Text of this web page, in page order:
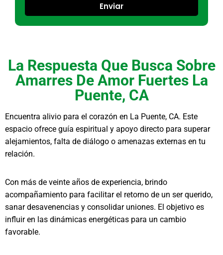
Enviar
La Respuesta Que Busca Sobre
Amarres De Amor Fuertes La
Puente, CA
Encuentra alivio para el corazón en La Puente, CA. Este
espacio ofrece guía espiritual y apoyo directo para superar
alejamientos, falta de diálogo o amenazas externas en tu
relación.
Con más de veinte años de experiencia, brindo
acompañamiento para facilitar el retorno de un ser querido,
sanar desavenencias y consolidar uniones. El objetivo es
influir en las dinámicas energéticas para un cambio
favorable.